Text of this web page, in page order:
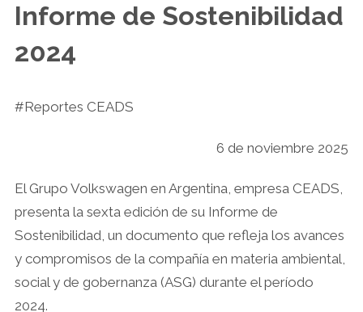
Informe de Sostenibilidad
2024
#Reportes CEADS
6 de noviembre 2025
El Grupo Volkswagen en Argentina, empresa CEADS,
presenta la sexta edición de su Informe de
Sostenibilidad, un documento que refleja los avances
y compromisos de la compañía en materia ambiental,
social y de gobernanza (ASG) durante el período
2024.